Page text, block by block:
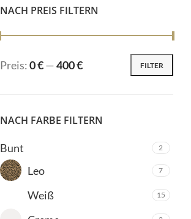
NACH PREIS FILTERN
FILTER
Preis:0 €—400 €
NACH FARBE FILTERN
Bunt 2
Leo 7
Weiß 15